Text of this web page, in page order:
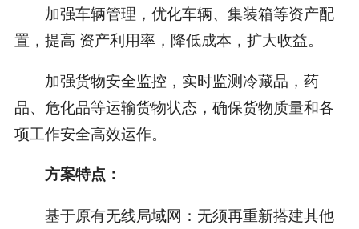
加强车辆管理，优化车辆、集装箱等资产配
置，提高 资产利用率，降低成本，扩大收益。
加强货物安全监控，实时监测冷藏品，药
品、危化品等运输货物状态，确保货物质量和各
项工作安全高效运作。
方案特点：
基于原有无线局域网：无须再重新搭建其他